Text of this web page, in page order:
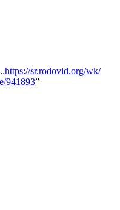
https://sr.rodovid.org/wk/
941893”